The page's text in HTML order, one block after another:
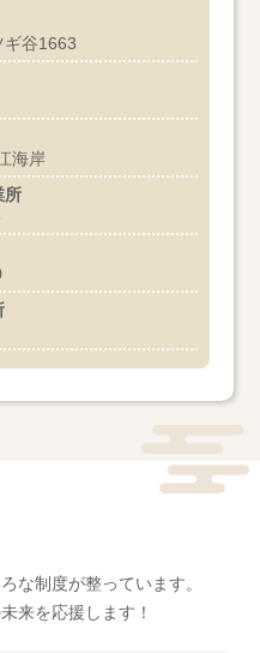
ギ谷1663
海岸
所
な制度が整っています。
来を応援します！